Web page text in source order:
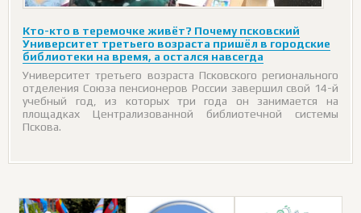
Кто-кто в теремочке живёт? Почему псковский
Университет третьего возраста пришёл в городские
библиотеки на время, а остался навсегда
Университет третьего возраста Псковского регионального
отделения Союза пенсионеров России завершил свой 14-й
учебный год, из которых три года он занимается на
площадках Централизованной библиотечной системы
Пскова.